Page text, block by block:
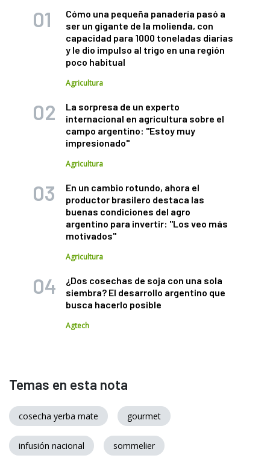
Cómo una pequeña panadería pasó a
ser un gigante de la molienda, con
capacidad para 1000 toneladas diarias
y le dio impulso al trigo en una región
poco habitual
Agricultura
La sorpresa de un experto
internacional en agricultura sobre el
campo argentino: "Estoy muy
impresionado"
Agricultura
En un cambio rotundo, ahora el
productor brasilero destaca las
buenas condiciones del agro
argentino para invertir: "Los veo más
motivados"
Agricultura
¿Dos cosechas de soja con una sola
siembra? El desarrollo argentino que
busca hacerlo posible
Agtech
Temas en esta nota
cosecha yerba mate gourmet
infusión nacional sommelier